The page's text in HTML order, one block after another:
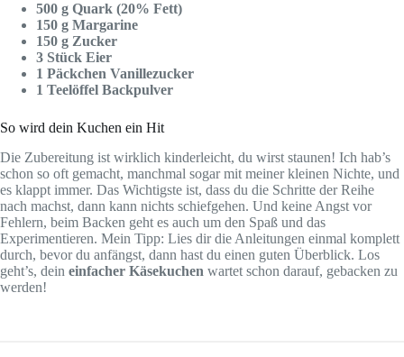
500 g Quark (20% Fett)
150 g Margarine
150 g Zucker
3 Stück Eier
1 Päckchen Vanillezucker
1 Teelöffel Backpulver
So wird dein Kuchen ein Hit
Die Zubereitung ist wirklich kinderleicht, du wirst staunen! Ich hab’s
schon so oft gemacht, manchmal sogar mit meiner kleinen Nichte, und
es klappt immer. Das Wichtigste ist, dass du die Schritte der Reihe
nach machst, dann kann nichts schiefgehen. Und keine Angst vor
Fehlern, beim Backen geht es auch um den Spaß und das
Experimentieren. Mein Tipp: Lies dir die Anleitungen einmal komplett
durch, bevor du anfängst, dann hast du einen guten Überblick. Los
geht’s, dein einfacher Käsekuchen wartet schon darauf, gebacken zu
werden!